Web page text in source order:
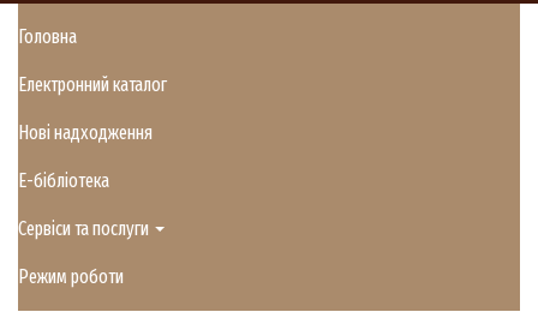
Головна
Електронний каталог
Нові надходження
E-бібліотека
Сервіси та послуги
Режим роботи